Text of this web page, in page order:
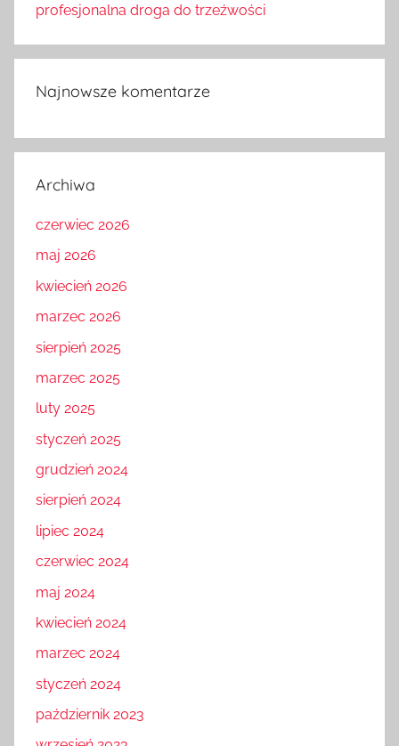
profesjonalna droga do trzeźwości
Najnowsze komentarze
Archiwa
czerwiec 2026
maj 2026
kwiecień 2026
marzec 2026
sierpień 2025
marzec 2025
luty 2025
styczeń 2025
grudzień 2024
sierpień 2024
lipiec 2024
czerwiec 2024
maj 2024
kwiecień 2024
marzec 2024
styczeń 2024
październik 2023